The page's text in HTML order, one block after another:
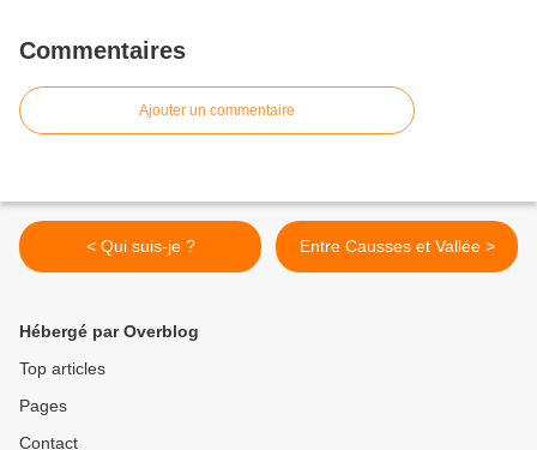
Commentaires
Ajouter un commentaire
< Qui suis-je ? Entre Causses et Vallée >
Hébergé par Overblog
Top articles
Pages
Contact